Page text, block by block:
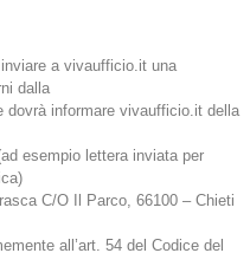
a vivaufficio.it una
dalla
dovrà informare vivaufficio.it della
esempio lettera inviata per
C/O Il Parco, 66100 – Chieti
all’art. 54 del Codice del